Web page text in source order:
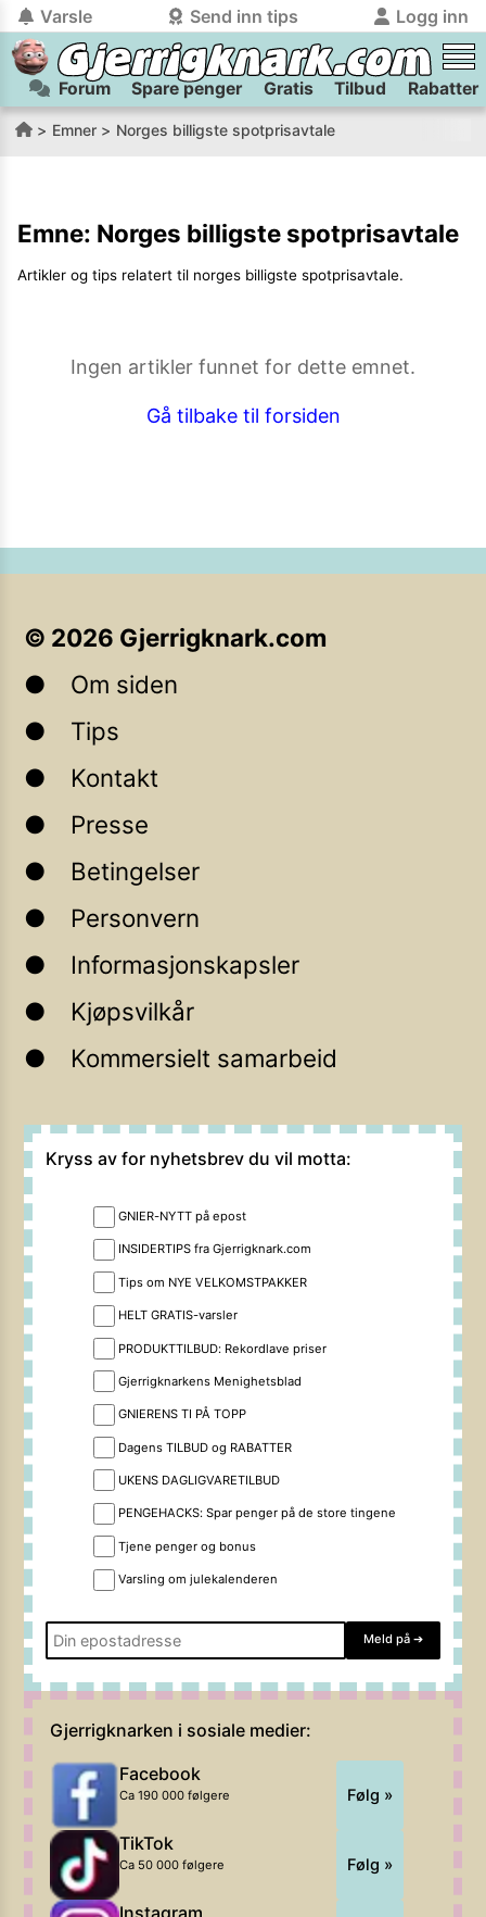
Varsle Send inn tips Logg inn
tilbake
Logg inn på Gjerrigknark.com:
Logg inn med Vipps
tilbake
Send inn tips:
Vil du være med i tipsekonkurransen kan du oppgi
Forum Spare penger Gratis Tilbud Rabatter
Emner Norges billigste spotprisavtale
Emne: Norges billigste spotprisavtale
Artikler og tips relatert til norges billigste spotprisavtale.
Ingen artikler funnet for dette emnet.
Gå tilbake til forsiden
© 2026 Gjerrigknark.com
Om siden
Tips
Kontakt
Presse
Betingelser
Personvern
Informasjonskapsler
Kjøpsvilkår
Kommersielt samarbeid
Kryss av for nyhetsbrev du vil motta:
GNIER-NYTT på epost
INSIDERTIPS fra Gjerrigknark.com
Tips om NYE VELKOMSTPAKKER
HELT GRATIS-varsler
PRODUKTTILBUD: Rekordlave priser
Gjerrigknarkens Menighetsblad
GNIERENS TI PÅ TOPP
Dagens TILBUD og RABATTER
UKENS DAGLIGVARETILBUD
PENGEHACKS: Spar penger på de store tingene
Tjene penger og bonus
Varsling om julekalenderen
Meld på ➔
Gjerrigknarken i sosiale medier:
Facebook
Ca 190 000 følgere Følg »
TikTok
Ca 50 000 følgere Følg »